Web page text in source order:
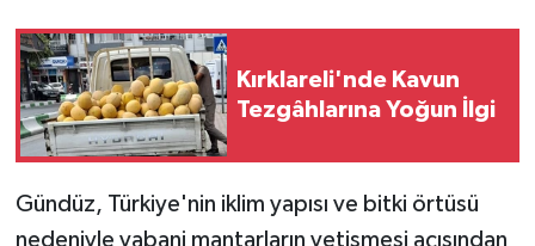
Kırklareli'nde Kavun
Tezgâhlarına Yoğun İlgi
Gündüz, Türkiye'nin iklim yapısı ve bitki örtüsü
nedeniyle yabani mantarların yetişmesi açısından